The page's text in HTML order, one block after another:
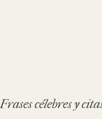
Frases célebres y